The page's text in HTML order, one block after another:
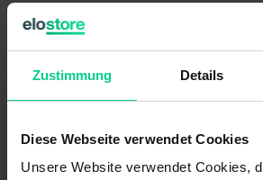
Zustimmung Details
Diese Webseite verwendet Cookies
Unsere Website verwendet Cookies,
Joystick compact J2 - J2A6AAA00B - avec
281,88 €*
N° produit : J2A6AAA00B